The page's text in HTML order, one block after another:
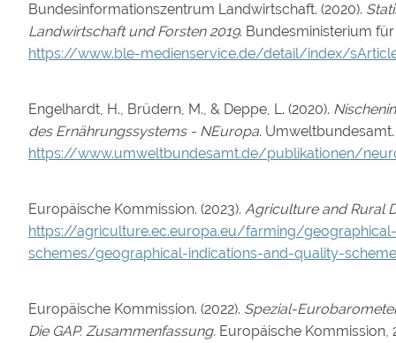
Bundesinformationszentrum Landwirtschaft. (2020).
Landwirtschaft und Forsten 2019. Bundesministerium
https://www.ble-medienservice.de/detail/index/
Engelhardt, H., Brüdern, M., & Deppe, L. (2020).
des Ernährungssystems - NEuropa. Umweltbundesamt.
https://www.umweltbundesamt.de/publikationen/
Europäische Kommission. (2023). Agriculture and Rural
https://agriculture.ec.europa.eu/farming/
schemes/geographical-indications-and-quality-
Europäische Kommission. (2022). Spezial-
Die GAP. Zusammenfassung. Europäische Kommission,